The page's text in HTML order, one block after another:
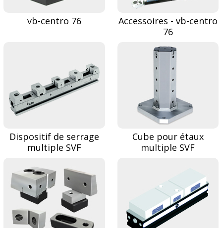
vb-centro 76
Accessoires - vb-centro
76
Dispositif de serrage
multiple SVF
Cube pour étaux
multiple SVF